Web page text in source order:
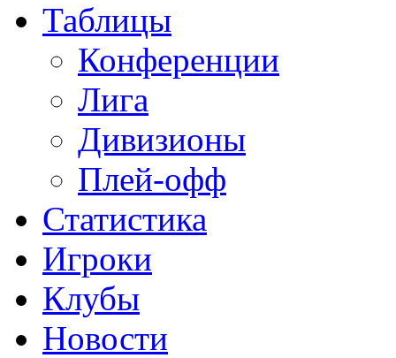
Таблицы
Конференции
Лига
Дивизионы
Плей-офф
Статистика
Игроки
Клубы
Новости